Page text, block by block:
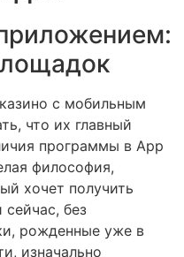
с мобильным
что их главный
программы в App
философия,
хочет получить
без
рожденные уже в
изначально